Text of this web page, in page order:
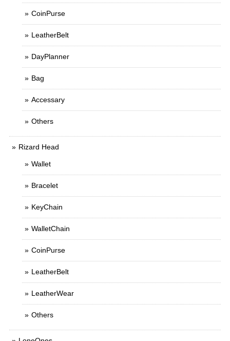
CoinPurse
LeatherBelt
DayPlanner
Bag
Accessary
Others
Rizard Head
Wallet
Bracelet
KeyChain
WalletChain
CoinPurse
LeatherBelt
LeatherWear
Others